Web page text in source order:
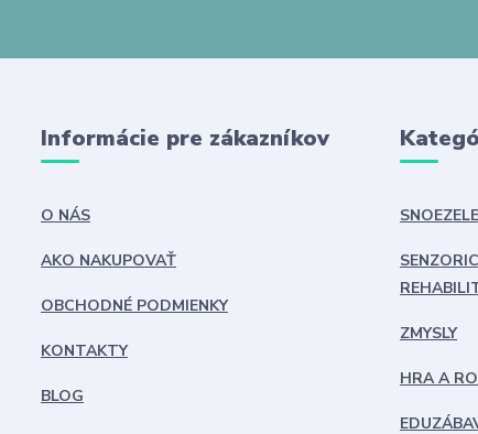
Informácie pre zákazníkov
O NÁS
AKO NAKUPOVAŤ
OBCHODNÉ PODMIENKY
KONTAKTY
BLOG
ZMYSLY
HRA A